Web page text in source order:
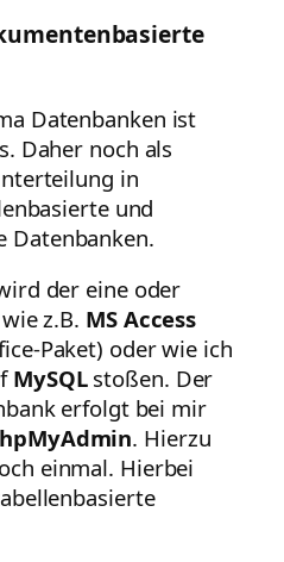
Datenbanken ist
Daher noch als
in
und
Datenbanken.
der eine oder
z.B. MS Access
Paket) oder wie ich
MySQLstoßen. Der
erfolgt bei mir
. Hierzu
einmal. Hierbei